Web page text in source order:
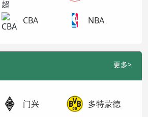
CBA NBA
更多>
门兴 多特蒙德